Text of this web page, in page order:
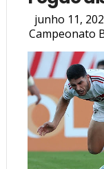
junho 11,
Campeonato